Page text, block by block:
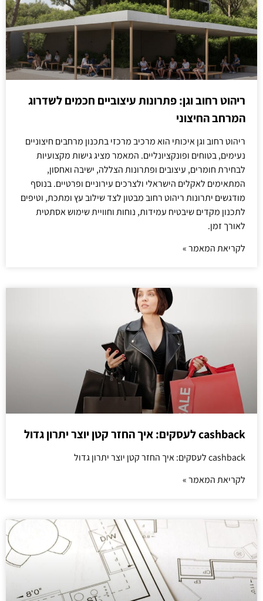
ריהוט רחוב וגן: פתרונות עיצוביים חכמים לשדרוג
המרחב החיצוני
ריהוט רחוב וגן איכותי הוא מרכיב מרכזי בתכנון מרחבים חיצוניים
נעימים, בטוחים ופונקציונליים. המאמר מציג גישות מקצועיות
לבחירת חומרים, עיצובים ופתרונות הצללה, ישיבה ואחסון,
המתאימים לאקלים הישראלי ולצרכים עירוניים ופרטיים. בנוסף
מודגשים יתרונות ריהוט רחוב מבטון לצד שילוב עץ ומתכת, וטיפים
לתכנון מקדים שיבטיח עמידות, נוחות וחוויית שימוש אסתטית
לאורך זמן.
לקריאת המאמר »
cashback לעסקים: איך החזר קטן יוצר יתרון גדול
cashback לעסקים: איך החזר קטן יוצר יתרון גדול
לקריאת המאמר »